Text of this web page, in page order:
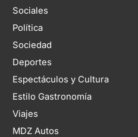
Sociales
Política
Sociedad
Deportes
Espectáculos y Cultura
Estilo Gastronomía
Viajes
MDZ Autos